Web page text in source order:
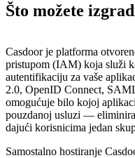
Što možete
Casdoor je platforma
pristupom (IAM) koja služi
autentifikaciju za vaše
2.0, OpenID Connect,
omogućuje bilo kojoj
pouzdanoj usluzi —
dajući korisnicima jedan
Samostalno hostiranje